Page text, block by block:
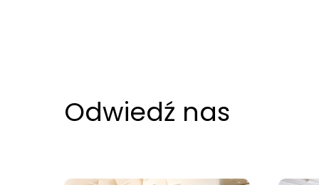
Odwiedź nas
treści i ofert.